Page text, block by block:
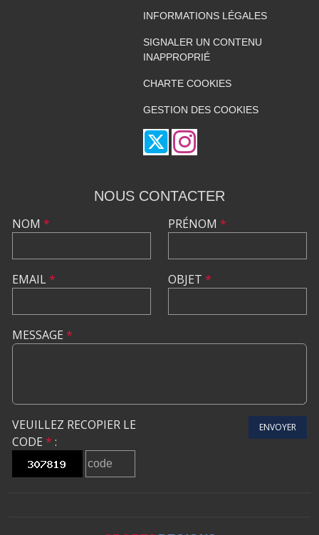
INFORMATIONS LÉGALES
SIGNALER UN CONTENU
INAPPROPRIÉ
CHARTE COOKIES
GESTION DES COOKIES
NOUS CONTACTER
NOM *
EMAIL*
PRÉNOM *
OBJET *
MESSAGE *
VEUILLEZ RECOPIER LE
CODE * :
ENVOYER